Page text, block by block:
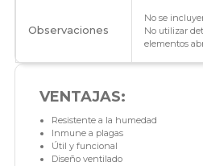
Observaciones
No se
No utilizar
elementos
VENTAJAS:
Resistente a la humedad
Inmune a plagas
Útil y funcional
Diseño ventilado